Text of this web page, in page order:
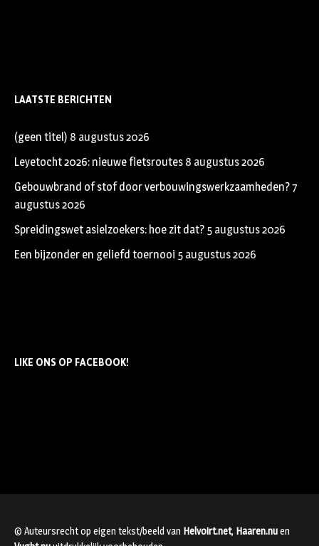
LAATSTE BERICHTEN
(geen titel) 8 augustus 2026
Leyetocht 2026: nieuwe fietsroutes 8 augustus 2026
Gebouwbrand of stof door verbouwingswerkzaamheden?7
augustus 2026
Spreidingswet asielzoekers: hoe zit dat? 5 augustus 2026
Een bijzonder en geliefd toernooi 5 augustus 2026
LIKE ONS OP FACEBOOK!
© Auteursrecht op eigen tekst/beeld van Helvoirt.net, Haaren.nuen